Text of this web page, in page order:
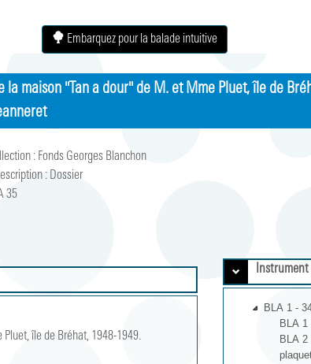
Embarquez pour la balade intuitive
la maison "Tan a dour" de M. et Mme Pluet, île de
: Fonds Georges Blanchon
: Dossier
35
île de Bréhat, 1948-1949.
BLA 1 -
BLA 1
BLA